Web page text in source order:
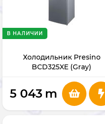
Холодильник Presino
BCD325XE (Gray)
В НАЛИЧИИ
5 043 m